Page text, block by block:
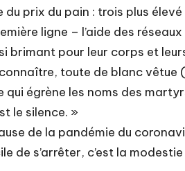
prix du pain : trois plus
ligne – l’aide des
brimant pour leur corps et
toute de blanc
qui égrène les noms des
le silence. »
de la pandémie du
s’arrêter, c’est la